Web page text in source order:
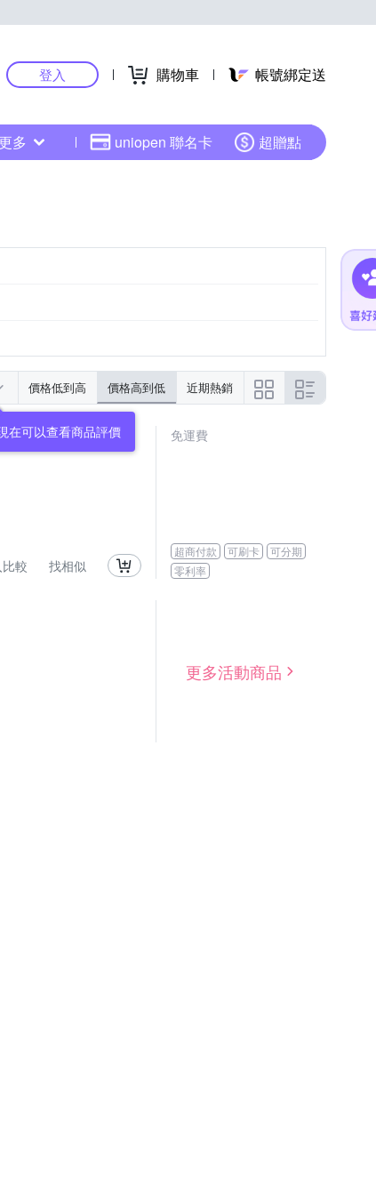
登入 購物車 帳號綁定送
多 uniopen 聯名卡 超贈點
價格低到高 價格高到低 近期熱銷
在可以查看商品評價
較 找相似
免運費
超商付款 可刷卡
可分期
零利率
更多活動商品